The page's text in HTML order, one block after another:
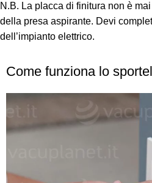
N.B. La placca di finitura non è
della presa aspirante. Devi
dell’impianto elettrico.
Come funziona lo